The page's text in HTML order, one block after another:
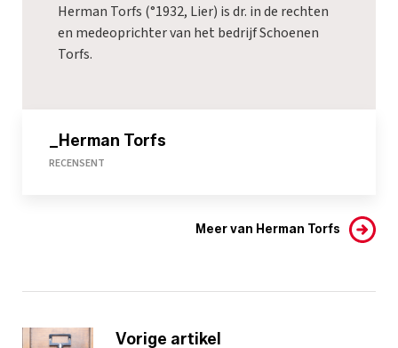
Herman Torfs (°1932, Lier) is dr. in de rechten
en medeoprichter van het bedrijf Schoenen
Torfs.
_Herman Torfs
RECENSENT
Meer van Herman Torfs
Vorige artikel